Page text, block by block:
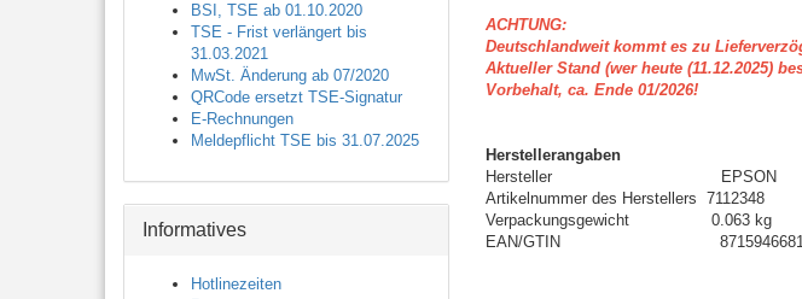
ACHTUNG:
Deutschlandweit kommt es zu
Aktueller Stand (wer heute (11.12.2025)
Vorbehalt, ca. Ende 01/2026!
Herstellerangaben
Hersteller EPSON
Artikelnummer des Herstellers 7112348
Verpackungsgewicht 0.063 kg
EAN/GTIN
BSI, TSE ab 01.10.2020
TSE - Frist verlängert bis
31.03.2021
MwSt. Änderung ab 07/2020
QRCode ersetzt TSE-Signatur
E-Rechnungen
Meldepflicht TSE bis 31.07.2025
Informatives
Hotlinezeiten